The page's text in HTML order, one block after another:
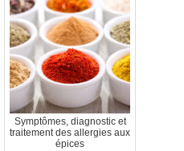
Symptômes, diagnostic et
traitement des allergies aux
épices